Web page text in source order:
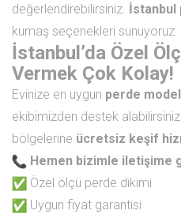
değerlendirebilirsiniz. İstanbul
kumaş seçenekleri sunuyoruz.
İstanbul’da Özel
Vermek Çok Kolay!
Evinize en uygun perde
ekibimizden destek
bölgelerine ücretsiz keşif
Hemen bizimle iletişime
Özel ölçü perde dikimi
Uygun fiyat garantisi